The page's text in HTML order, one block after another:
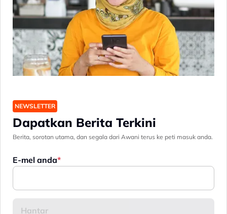
NEWSLETTER
Dapatkan Berita Terkini
Berita, sorotan utama, dan segala dari Awani terus ke peti masuk anda.
E-mel anda